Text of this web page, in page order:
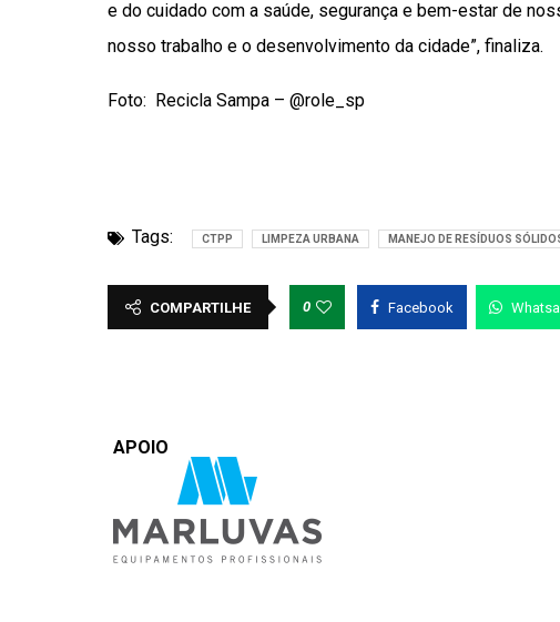
e do cuidado com a saúde, segurança e bem-estar de
nosso trabalho e o desenvolvimento da cidade”, finaliza.
Foto: Recicla Sampa – @role_sp
Tags: CTPP LIMPEZA URBANA MANEJO DE RESÍDUOS
COMPARTILHE 0 Facebook
APOIO